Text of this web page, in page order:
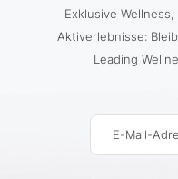
Exklusive
Aktiverlebnisse:
Leading
E-Mail-